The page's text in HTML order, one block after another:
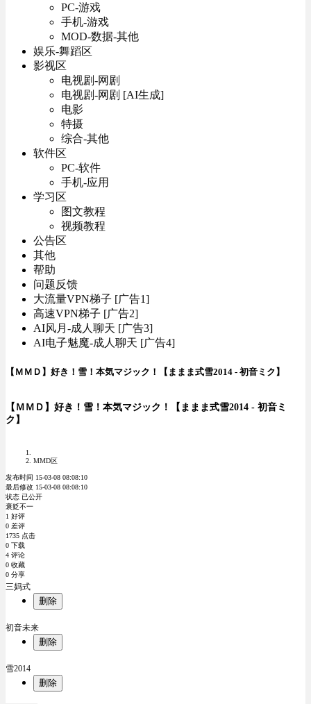
PC-游戏
手机-游戏
MOD-数据-其他
娱乐-舞蹈区
影视区
电视剧-网剧
电视剧-网剧 [AI生成]
电影
特摄
综合-其他
软件区
PC-软件
手机-应用
学习区
图文教程
视频教程
公告区
其他
帮助
问题反馈
大流量VPN梯子 [广告1]
高速VPN梯子 [广告2]
AI风月-成人聊天 [广告3]
AI电子魅魔-成人聊天 [广告4]
【ＭＭＤ】好き！雪！本気マジック！【ままま式雪2014 - 初音ミク】
【ＭＭＤ】好き！雪！本気マジック！【ままま式雪2014 - 初音ミ
ク】
MMD区
发布时间 15-03-08 08:08:10
最后修改 15-03-08 08:08:10
状态 已公开
褒贬不一
1 好评
0 差评
1735 点击
0 下载
4 评论
0 收藏
0 分享
三妈式
删除
初音未来
删除
雪2014
删除